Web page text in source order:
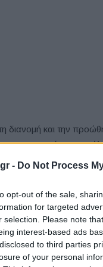
- Do Not Process
opt-out of the sale,
for targeted
selection. Please note
interest-based ads
to third parties
of your personal
διανομή και την
αντιπροσώπων σε
στην Ελλάδα
με 4% (4,4% το
τηνFord Motor
της Πολιτείας
Οι μετοχές της Ford
που ίδρυσε το 1903 ο